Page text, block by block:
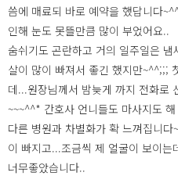
씀에 매료되 바로 예약을 했답니다
인해 눈도 못뜰만큼 많이 부었어요..
숨쉬기도 곤란하고 거의 일주일은 냄
살이 많이 빠져서 좋긴 했지만~^^;;;
데...원장님께서 밤늦게 까지 전화로
~~~^^* 간호사 언니들도 마사지도
다른 병원과 차별화가 확 느껴집니
이 빠지고...조금씩 제 얼굴이 보이는
너무좋았습니다..